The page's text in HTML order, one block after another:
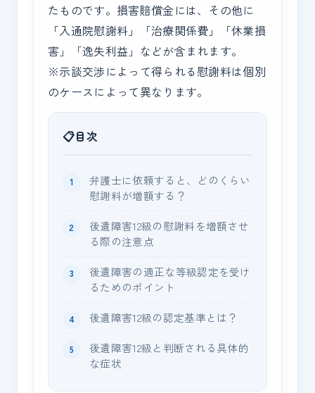
たものです。損害賠償金には、その他に
「入通院慰謝料」「治療関係費」「休業損
害」「逸失利益」などが含まれます。
※示談交渉によって得られる慰謝料は個別
のケースによって異なります。
目次
弁護士に依頼すると、どのくらい
慰謝料が増額する？
後遺障害12級の慰謝料を増額させ
る際の注意点
後遺障害の適正な等級認定を受け
るためのポイント
後遺障害12級の認定基準とは？
後遺障害12級と判断される具体的
な症状